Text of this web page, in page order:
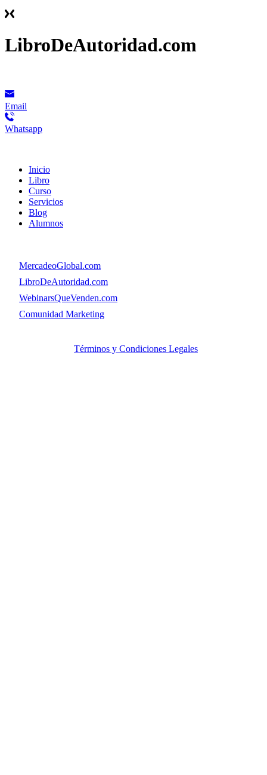
LibroDeAutoridad.com
Email
Whatsapp
Inicio
Libro
Curso
Servicios
Blog
Alumnos
MercadeoGlobal.com
LibroDeAutoridad.com
WebinarsQueVenden.com
Comunidad Marketing
Términos y Condiciones Legales